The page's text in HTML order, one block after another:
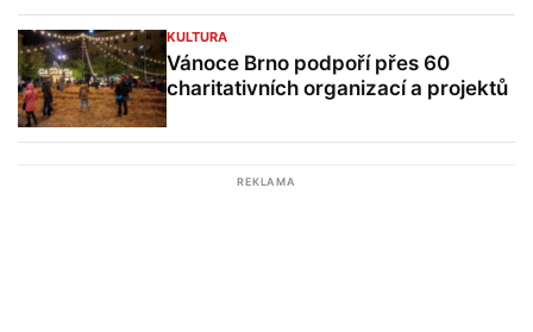
KULTURA
Vánoce Brno podpoří přes 60
charitativních organizací a projektů
REKLAMA